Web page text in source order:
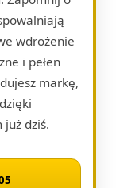
wdrożenie
i pełen
markę,
dziś.